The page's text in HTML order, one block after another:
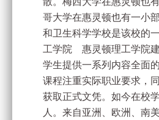
哥大学在惠灵顿也有一小
和卫生科学学校是该校的
工学院 惠灵顿理工学院
学生提供一系列内容全面
课程注重实际职业要求，
获取正式文凭。如今在校
人。来自亚洲、欧洲、南